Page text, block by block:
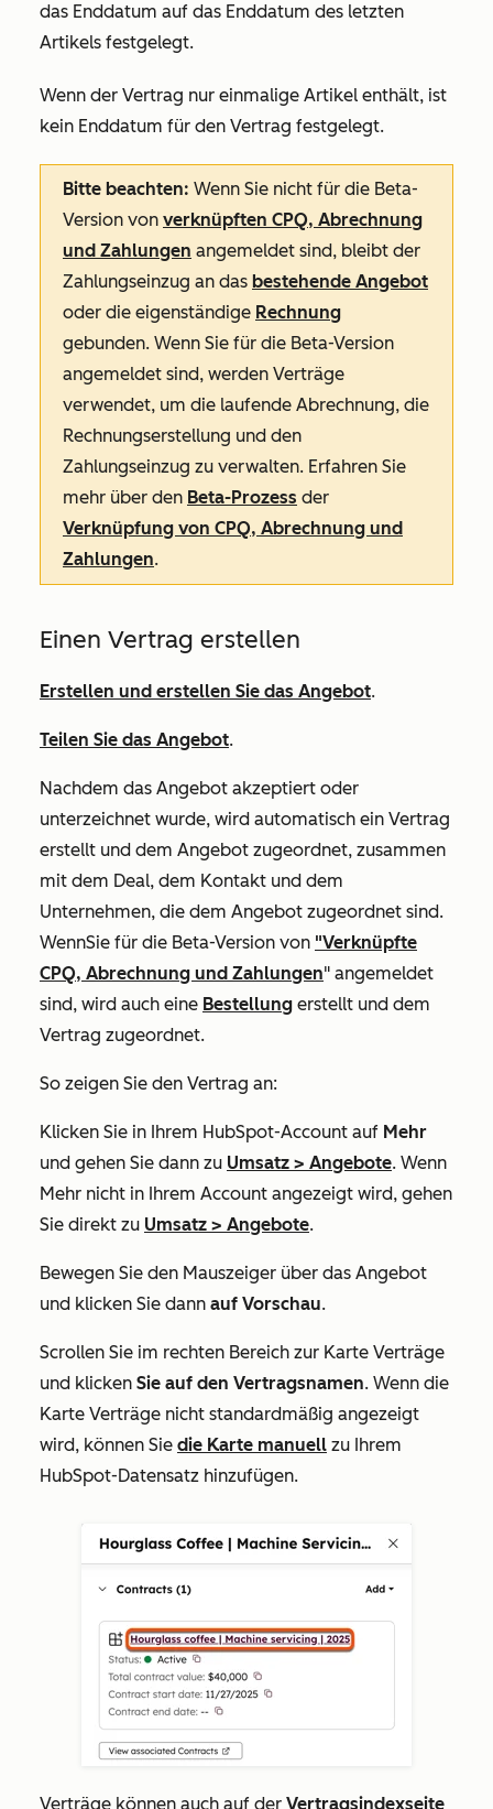
das Enddatum auf das Enddatum des letzten
Artikels festgelegt.
Wenn der Vertrag nur einmalige Artikel enthält, ist
kein Enddatum für den Vertrag festgelegt.
Bitte beachten: Wenn Sie nicht für die Beta-
Version von verknüpften CPQ, Abrechnung
und Zahlungen angemeldet sind, bleibt der
Zahlungseinzug an das bestehende Angebot
oder die eigenständige Rechnung
gebunden. Wenn Sie für die Beta-Version
angemeldet sind, werden Verträge
verwendet, um die laufende Abrechnung, die
Rechnungserstellung und den
Zahlungseinzug zu verwalten. Erfahren Sie
mehr über den Beta-Prozess der
Verknüpfung von CPQ, Abrechnung und
Zahlungen.
Einen Vertrag erstellen
Erstellen und erstellen Sie das Angebot.
Teilen Sie das Angebot.
Nachdem das Angebot akzeptiert oder
unterzeichnet wurde, wird automatisch ein Vertrag
erstellt und dem Angebot zugeordnet, zusammen
mit dem Deal, dem Kontakt und dem
Unternehmen, die dem Angebot zugeordnet sind.
WennSie für die Beta-Version von "Verknüpfte
CPQ, Abrechnung und Zahlungen" angemeldet
sind, wird auch eine Bestellung erstellt und dem
Vertrag zugeordnet.
So zeigen Sie den Vertrag an:
Klicken Sie in Ihrem HubSpot-Account auf Mehr
und gehen Sie dann zu Umsatz > Angebote. Wenn
Mehr nicht in Ihrem Account angezeigt wird, gehen
Sie direkt zu Umsatz > Angebote.
Bewegen Sie den Mauszeiger über das Angebot
und klicken Sie dann auf Vorschau.
Scrollen Sie im rechten Bereich zur Karte Verträge
und klicken Sie auf den Vertragsnamen. Wenn die
Karte Verträge nicht standardmäßig angezeigt
wird, können Sie die Karte manuell zu Ihrem
HubSpot-Datensatz hinzufügen.
Verträge können auch auf der Vertragsindexseite